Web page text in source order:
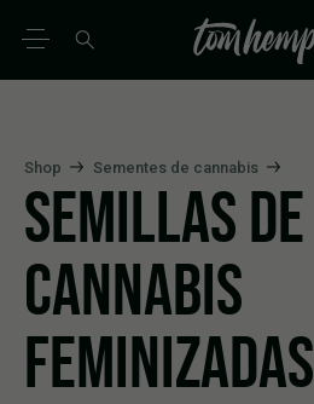
Shop Sementes de cannabis
SEMILLAS DE
CANNABIS
FEMINIZADAS